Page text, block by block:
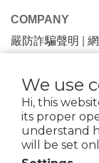
We use
Hi, this
its proper
understand
will be set
COMPANY
嚴防詐騙聲明
隱私條款 |條款